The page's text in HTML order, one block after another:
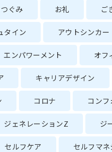
ぐみ お礼 ご
タイン アウトシンカー
エンパワーメント オフ
キャリアデザイン
コロナ コンフ
ジェネレーションZ ジ
セルフケア セルフマ